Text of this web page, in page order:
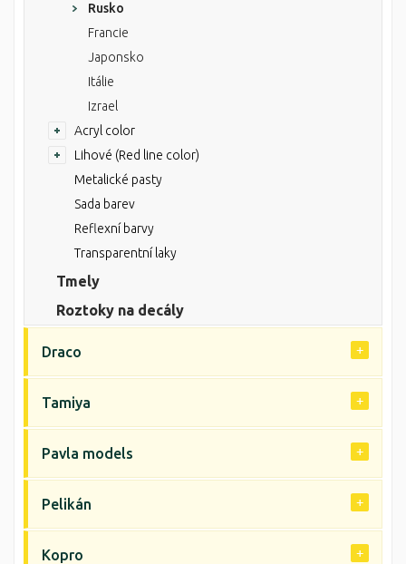
Rusko
Francie
Japonsko
Itálie
Izrael
Acryl color
Lihové (Red line color)
Metalické pasty
Sada barev
Reflexní barvy
Transparentní laky
Tmely
Roztoky na decály
Draco
Tamiya
Pavla models
Pelikán
Kopro